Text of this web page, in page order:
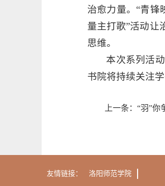
治愈力量。“青锋
量主打歌”活动让
思维。
本次系列活
书院将持续关注
上一条： “羽”你
友情链接： 洛阳师范学院